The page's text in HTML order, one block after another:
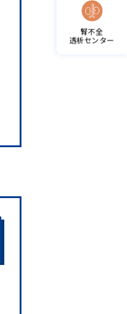
腎不全
透析センター